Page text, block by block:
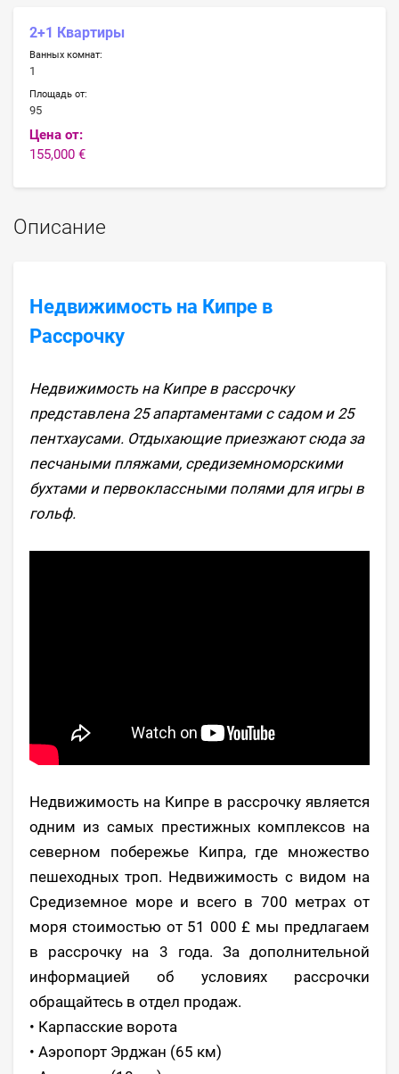
2+1 Квартиры
Ванных комнат:
1
Площадь от:
95
Цена от:
155,000 €
Описание
Недвижимость на Кипре в
Рассрочку
Недвижимость на Кипре в рассрочку
представлена 25 апартаментами с садом и 25
пентхаусами. Отдыхающие приезжают сюда за
песчаными пляжами, средиземноморскими
бухтами и первоклассными полями для игры в
гольф.
Недвижимость на Кипре в рассрочку является
одним из самых престижных комплексов на
северном побережье Кипра, где множество
пешеходных троп. Недвижимость с видом на
Средиземное море и всего в 700 метрах от
моря стоимостью от 51 000 £ мы предлагаем
в рассрочку на 3 года. За дополнительной
информацией об условиях рассрочки
обращайтесь в отдел продаж.
• Карпасские ворота
• Аэропорт Эрджан (65 км)